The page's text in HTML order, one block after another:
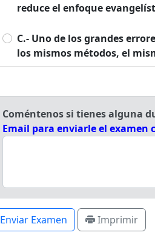
reduce el enfoque
C.- Uno de los grandes
los mismos métodos, el
Coméntenos si tienes alguna
Email para enviarle el examen
Enviar Examen Imprimir